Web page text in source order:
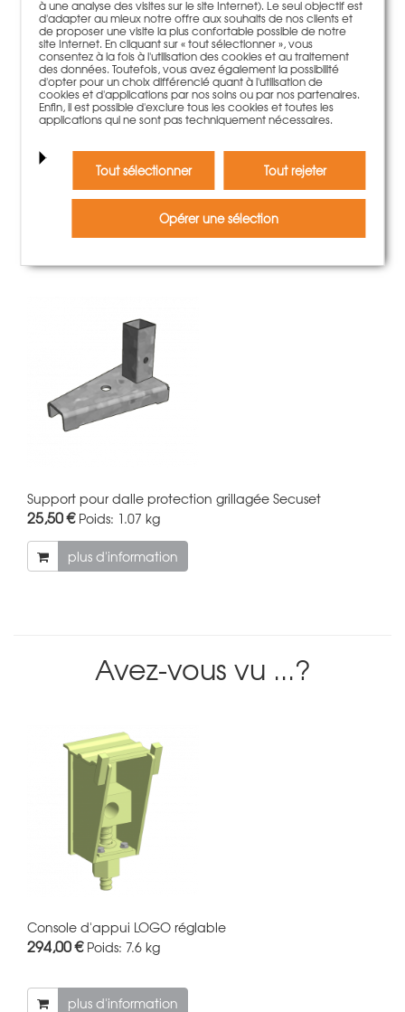
Panier à étais 165x110cm galvanisé
481,00 €Poids: 60 kg
plus d'information
Support pour dalle protection grillagée Secuset
25,50 € Poids: 1.07 kg
plus d'information
Avez-vous vu ...?
Console d'appui LOGO réglable
294,00 € Poids: 7.6 kg
plus d'information
à une analyse des visites sur le site Internet). Le seul objectif est
d'adapter au mieux notre offre aux souhaits de nos clients et
de proposer une visite la plus confortable possible de notre
site Internet. En cliquant sur « tout sélectionner », vous
consentez à la fois à l'utilisation des cookies et au traitement
des données. Toutefois, vous avez également la possibilité
d'opter pour un choix différencié quant à l'utilisation de
cookies et d'applications par nos soins ou par nos partenaires.
Enfin, il est possible d'exclure tous les cookies et toutes les
applications qui ne sont pas techniquement nécessaires.
Tout sélectionner Tout rejeter
Opérer une sélection